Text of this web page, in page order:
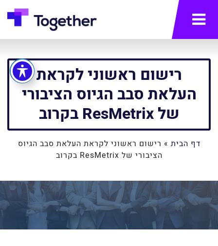
תפריט
רישום ראשוני לקראת
העלאת סבב הגיוס הציבורי
של ResMetrix בקרוב
דף הבית » רישום ראשוני לקראת העלאת סבב הגיוס
הציבורי של ResMetrix בקרוב